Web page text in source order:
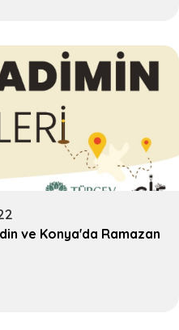
ve Konya'da Ramazan